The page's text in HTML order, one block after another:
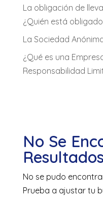
La obligación de
¿Quién está
La Sociedad
¿Qué es una
Responsabilidad
No Se
Resultados
No se pudo
Prueba a ajustar tu